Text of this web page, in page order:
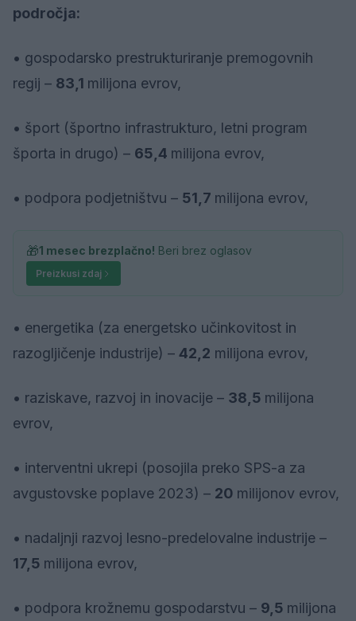
področja:
• gospodarsko prestrukturiranje premogovnih
regij – 83,1 milijona evrov,
• šport (športno infrastrukturo, letni program
športa in drugo) – 65,4 milijona evrov,
• podpora podjetništvu – 51,7 milijona evrov,
🎁1 mesec brezplačno! Beri brez oglasov
Preizkusi zdaj
• energetika (za energetsko učinkovitost in
razogljičenje industrije) – 42,2 milijona evrov,
• raziskave, razvoj in inovacije – 38,5 milijona
evrov,
• interventni ukrepi (posojila preko SPS-a za
avgustovske poplave 2023) – 20 milijonov evrov,
• nadaljnji razvoj lesno-predelovalne industrije –
17,5 milijona evrov,
• podpora krožnemu gospodarstvu – 9,5 milijona